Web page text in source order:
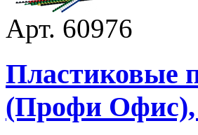
Арт. 60976
Пластиковые
(Профи Офис),